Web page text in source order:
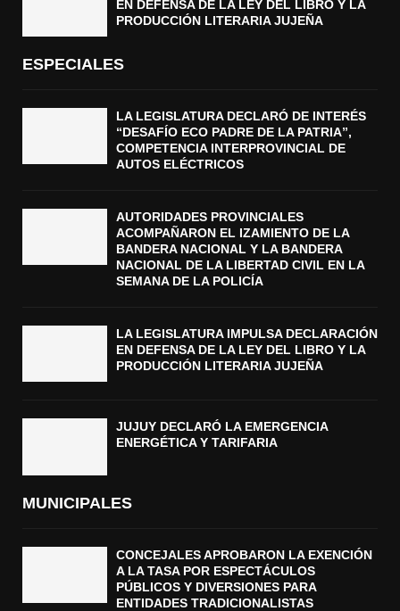
EN DEFENSA DE LA LEY DEL LIBRO Y LA
PRODUCCIÓN LITERARIA JUJEÑA
ESPECIALES
LA LEGISLATURA DECLARÓ DE INTERÉS
“DESAFÍO ECO PADRE DE LA PATRIA”,
COMPETENCIA INTERPROVINCIAL DE
AUTOS ELÉCTRICOS
AUTORIDADES PROVINCIALES
ACOMPAÑARON EL IZAMIENTO DE LA
BANDERA NACIONAL Y LA BANDERA
NACIONAL DE LA LIBERTAD CIVIL EN LA
SEMANA DE LA POLICÍA
LA LEGISLATURA IMPULSA DECLARACIÓN
EN DEFENSA DE LA LEY DEL LIBRO Y LA
PRODUCCIÓN LITERARIA JUJEÑA
JUJUY DECLARÓ LA EMERGENCIA
ENERGÉTICA Y TARIFARIA
MUNICIPALES
CONCEJALES APROBARON LA EXENCIÓN
A LA TASA POR ESPECTÁCULOS
PÚBLICOS Y DIVERSIONES PARA
ENTIDADES TRADICIONALISTAS